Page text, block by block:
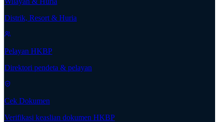
Distrik, Resort & Huria
Pelayan HKBP
Direktori pendeta & pelayan
Cek Dokumen
Verifikasi keaslian dokumen HKBP